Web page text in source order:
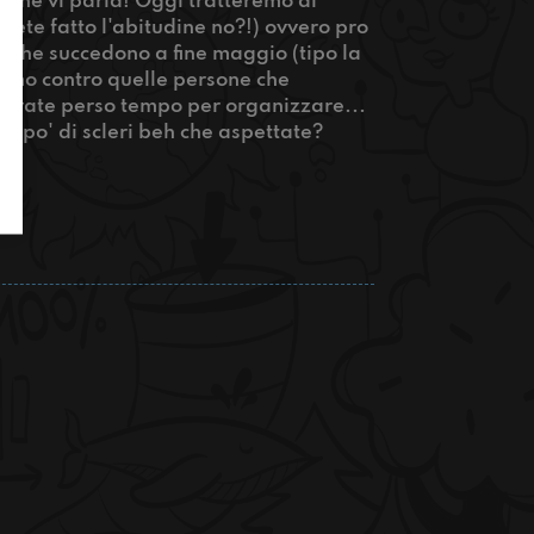
fatto l'abitudine no?!) ovvero pro
succedono a fine maggio (tipo la
contro quelle persone che
perso tempo per organizzare...
po' di scleri beh che aspettate?